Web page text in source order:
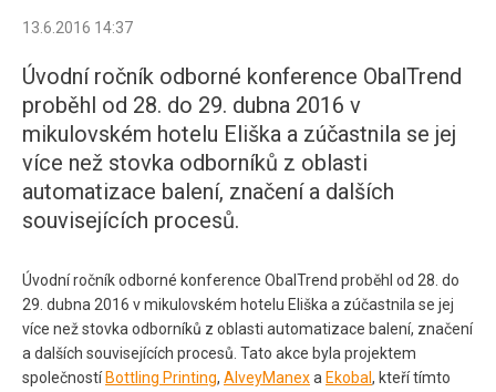
13.6.2016 14:37
Úvodní ročník odborné konference ObalTrend
proběhl od 28. do 29. dubna 2016 v
mikulovském hotelu Eliška a zúčastnila se jej
více než stovka odborníků z oblasti
automatizace balení, značení a dalších
souvisejících procesů.
Úvodní ročník odborné konference ObalTrend proběhl od 28. do
29. dubna 2016 v mikulovském hotelu Eliška a zúčastnila se jej
více než stovka odborníků z oblasti automatizace balení, značení
a dalších souvisejících procesů. Tato akce byla projektem
společností Bottling Printing, AlveyManexa Ekobal , kteří tímto